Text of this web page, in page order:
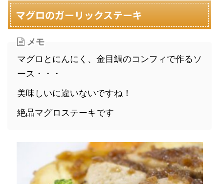
マグロのガーリックステーキ
メモ
マグロとにんにく、金目鯛のコンフィで作るソ
ース・・・
美味しいに違いないですね！
絶品マグロステーキです